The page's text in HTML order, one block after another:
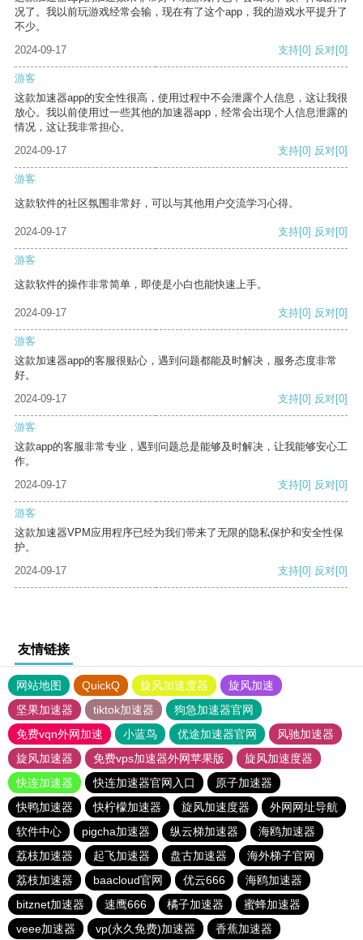
况了。我以前玩游戏经常会输，现在有了这个app，我的游戏水平提升了
不少。
2024-09-17
支持[0] 反对[0]
游客
这款加速器app的安全性很高，使用过程中不会泄露个人信息，这让我很
放心。我以前使用过一些其他的加速器app，经常会出现个人信息泄露的
情况，这让我非常担心。
2024-09-17
支持[0] 反对[0]
游客
这款软件的社区氛围非常好，可以与其他用户交流学习心得。
2024-09-17 支持[0] 反对[0]
游客
这款软件的操作非常简单，即使是小白也能快速上手。
2024-09-17 支持[0] 反对[0]
游客
这款加速器app的客服很贴心，遇到问题都能及时解决，服务态度非常
好。
2024-09-17
支持[0] 反对[0]
游客
这款app的客服非常专业，遇到问题总是能够及时解决，让我能够安心工
作。
2024-09-17
支持[0] 反对[0]
游客
这款加速器VPM应用程序已经为我们带来了无限的隐私保护和安全性保
护。
2024-09-17
支持[0] 反对[0]
友情链接
网站地图 QuickQ 旋风加速度器
旋风加速
坚果加速器
tiktok加速器
狗急加速器官网
免费vqn外网加速
小蓝鸟 优途加速器官网
风驰加速器
旋风加速器
免费vps加速器外网苹果版
旋风加速度器
快连加速器
快连加速器官网入口
原子加速器
快鸭加速器
快柠檬加速器 旋风加速度器
外网网址导航
软件中心
pigcha加速器 纵云梯加速器
海鸥加速器
荔枝加速器
起飞加速器 盘古加速器
海外梯子官网
荔枝加速器
baacloud官网 优云666
海鸥加速器
bitznet加速器
速鹰666 橘子加速器
蜜蜂加速器
veee加速器
vp(永久免费)加速器 香蕉加速器